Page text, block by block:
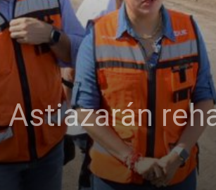
Astiazarán